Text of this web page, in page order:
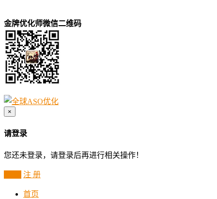
金牌优化师微信二维码
×
请登录
您还未登录，请登录后再进行相关操作！
注 册
首页